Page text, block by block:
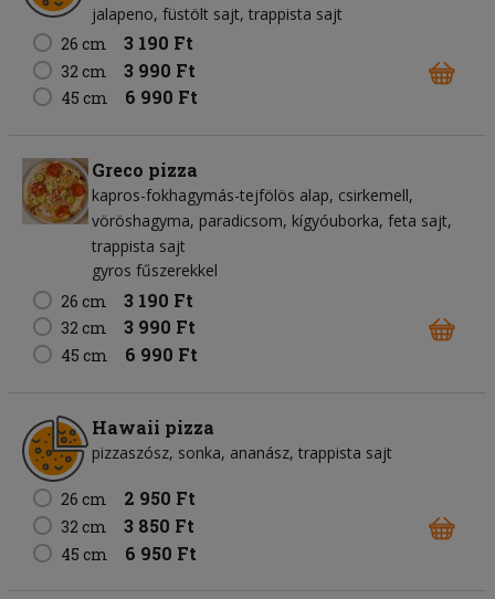
jalapeno füstölt sajt trappista sajt
26 cm
3 190 Ft
32 cm 3 990 Ft
45 cm 6 990 Ft
Greco pizza
kapros-fokhagymás-tejfölös alap csirkemell
vöröshagyma paradicsom kígyóuborka feta sajt
trappista sajt
gyros fűszerekkel
26 cm
3 190 Ft
32 cm 3 990 Ft
45 cm 6 990 Ft
Hawaii pizza
pizzaszósz sonka ananász trappista sajt
26 cm 2 950 Ft
32 cm 3 850 Ft
45 cm 6 950 Ft